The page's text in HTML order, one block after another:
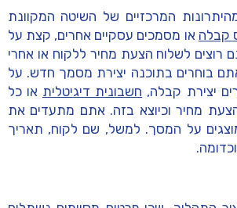
המרכזיים של השיטה המקוונת
קבלה או מסמכים עסקיים אחרים, קצת על
רוצים לשלוח הצעת מחיר ללקוח או אחרי
בוחרים בתוכנה יצירת מסמך חדש. על
יצירת קבלה, חשבונית דיגיטלית או כל
מחיר וכיוצא בזה. אתם מתעדים את
על המסך. למשל, שם לקוח, תאריך